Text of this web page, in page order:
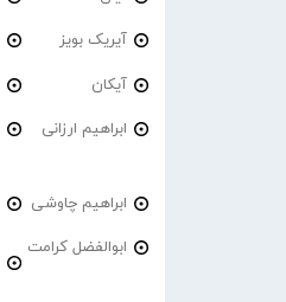
آیریک بویز
آیکان
ابراهیم ارزانی
ابراهیم چاوشی
ابوالفضل کرامت